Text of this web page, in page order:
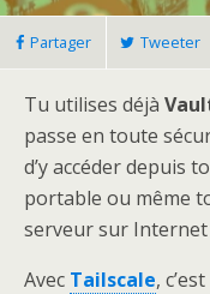
Partager Tweeter
Tu utilises déjà
passe en toute
d’y accéder depuis
portable ou même
serveur sur Internet
Avec Tailscale,